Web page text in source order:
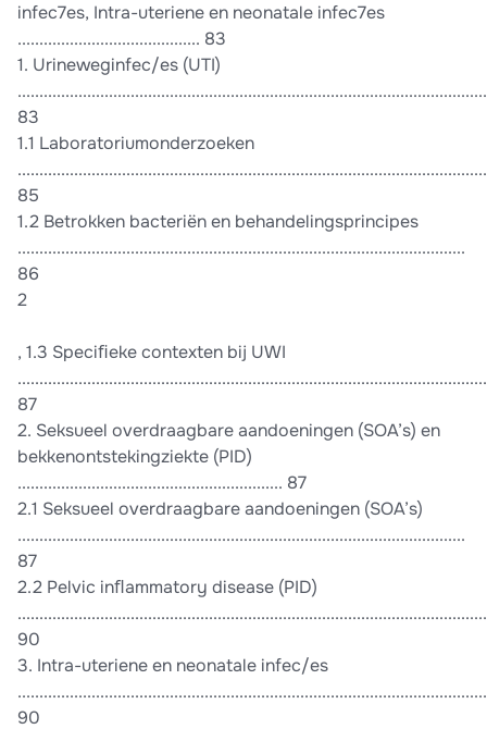
infec7es, Intra-uteriene en neonatale infec7es
.......................................... 83
1. Urineweginfec/es (UTI)
83
1.1 Laboratoriumonderzoeken
85
1.2 Betrokken bacteriën en behandelingsprincipes
.......................................................................................................
86
2
, 1.3 Speciﬁeke contexten bij UWI
87
2. Seksueel overdraagbare aandoeningen (SOA’s) en
bekkenontstekingziekte (PID)
............................................................. 87
2.1 Seksueel overdraagbare aandoeningen (SOA’s)
.......................................................................................................
87
2.2 Pelvic inﬂammatory disease (PID)
90
3. Intra-uteriene en neonatale infec/es
90